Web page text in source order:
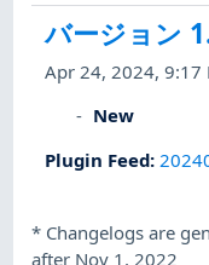
バージョン
Apr 24, 2024, 9:17
New
Plugin Feed:
* Changelogs are
after Nov 1, 2022